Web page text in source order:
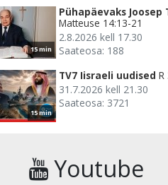
15 min
Pühapäevaks
Matteuse 14:13-21
2.8.2026 kell 17.30
Saateosa: 188
15 min
TV7 Iisraeli uudised R
31.7.2026 kell 21.30
Saateosa: 3721
Youtube